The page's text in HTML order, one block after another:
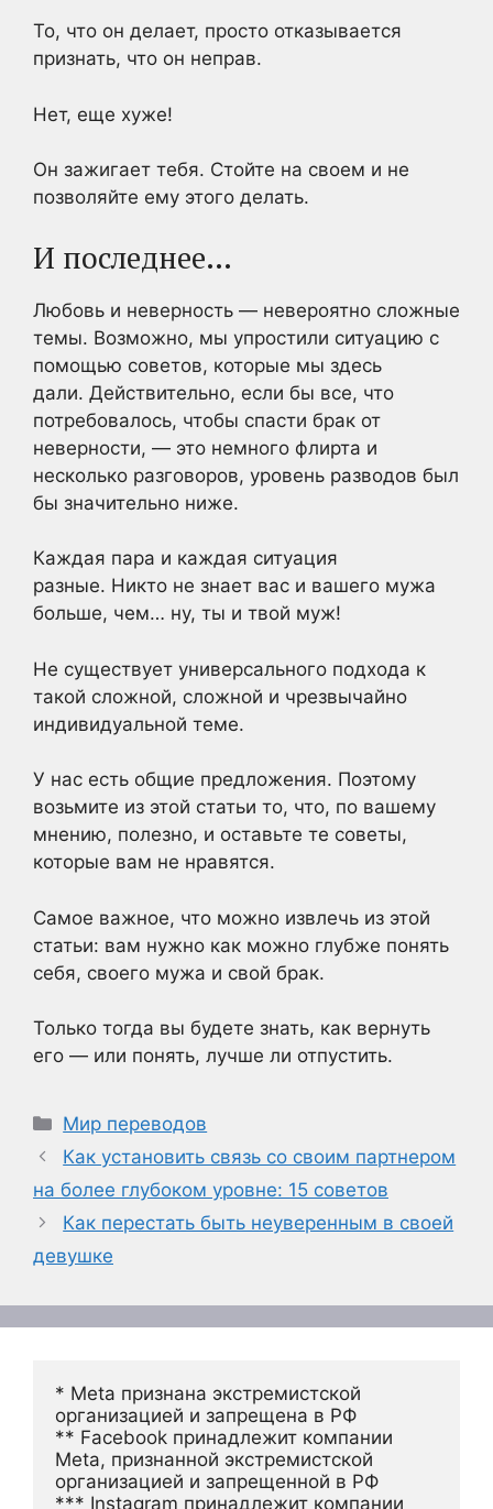
То, что он делает, просто отказывается
признать, что он неправ.
Нет, еще хуже!
Он зажигает тебя. Стойте на своем и не
позволяйте ему этого делать.
И последнее…
Любовь и неверность — невероятно сложные
темы. Возможно, мы упростили ситуацию с
помощью советов, которые мы здесь
дали. Действительно, если бы все, что
потребовалось, чтобы спасти брак от
неверности, — это немного флирта и
несколько разговоров, уровень разводов был
бы значительно ниже.
Каждая пара и каждая ситуация
разные. Никто не знает вас и вашего мужа
больше, чем… ну, ты и твой муж!
Не существует универсального подхода к
такой сложной, сложной и чрезвычайно
индивидуальной теме.
У нас есть общие предложения. Поэтому
возьмите из этой статьи то, что, по вашему
мнению, полезно, и оставьте те советы,
которые вам не нравятся.
Самое важное, что можно извлечь из этой
статьи: вам нужно как можно глубже понять
себя, своего мужа и свой брак.
Только тогда вы будете знать, как вернуть
его — или понять, лучше ли отпустить.
Рубрики
Мир переводов
Как установить связь со своим партнером
на более глубоком уровне: 15 советов
Как перестать быть неуверенным в своей
девушке
* Meta признана экстремистской
организацией и запрещена в РФ
** Facebook принадлежит компании
Meta, признанной экстремистской
организацией и запрещенной в РФ
*** Instagram принадлежит компании